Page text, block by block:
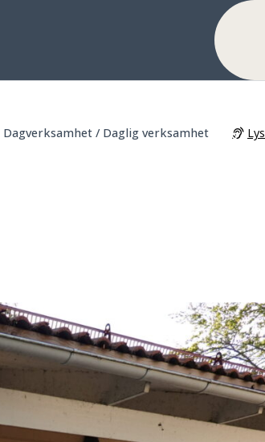
Dagverksamhet / Daglig verksamhet